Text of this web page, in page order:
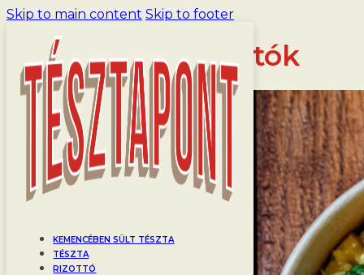
Skip to main content Skip to footer
KEMENCÉBEN SÜLT TÉSZTA
TÉSZTA
RIZOTTÓ
Étel jellege:Rizottók